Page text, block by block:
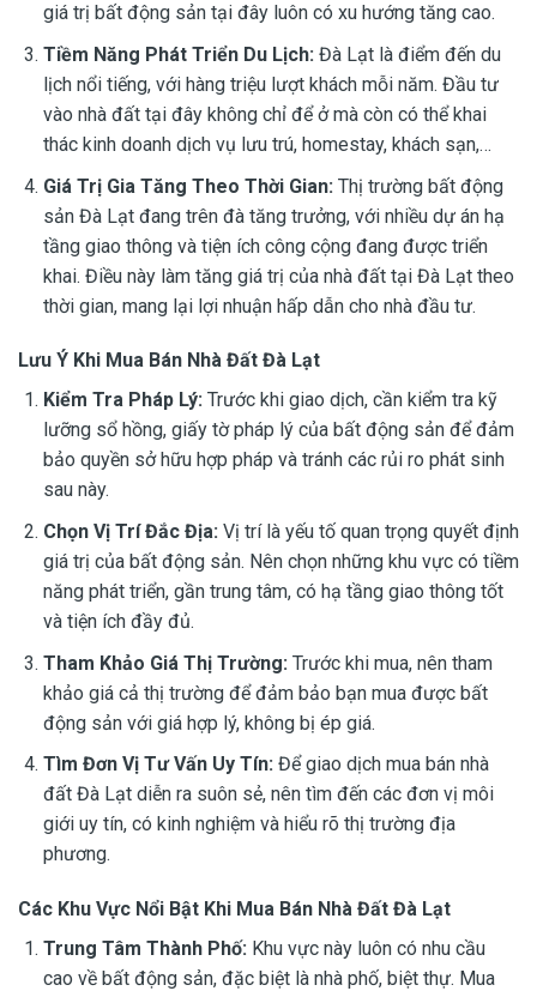
giá trị bất động sản tại đây luôn có xu hướng tăng cao.
Tiềm Năng Phát Triển Du Lịch: Đà Lạt là điểm đến du
lịch nổi tiếng, với hàng triệu lượt khách mỗi năm. Đầu tư
vào nhà đất tại đây không chỉ để ở mà còn có thể khai
thác kinh doanh dịch vụ lưu trú, homestay, khách sạn,…
Giá Trị Gia Tăng Theo Thời Gian: Thị trường bất động
sản Đà Lạt đang trên đà tăng trưởng, với nhiều dự án hạ
tầng giao thông và tiện ích công cộng đang được triển
khai. Điều này làm tăng giá trị của nhà đất tại Đà Lạt theo
thời gian, mang lại lợi nhuận hấp dẫn cho nhà đầu tư.
Lưu Ý Khi Mua Bán Nhà Đất Đà Lạt
Kiểm Tra Pháp Lý: Trước khi giao dịch, cần kiểm tra kỹ
lưỡng sổ hồng, giấy tờ pháp lý của bất động sản để đảm
bảo quyền sở hữu hợp pháp và tránh các rủi ro phát sinh
sau này.
Chọn Vị Trí Đắc Địa: Vị trí là yếu tố quan trọng quyết định
giá trị của bất động sản. Nên chọn những khu vực có tiềm
năng phát triển, gần trung tâm, có hạ tầng giao thông tốt
và tiện ích đầy đủ.
Tham Khảo Giá Thị Trường: Trước khi mua, nên tham
khảo giá cả thị trường để đảm bảo bạn mua được bất
động sản với giá hợp lý, không bị ép giá.
Tìm Đơn Vị Tư Vấn Uy Tín: Để giao dịch mua bán nhà
đất Đà Lạt diễn ra suôn sẻ, nên tìm đến các đơn vị môi
giới uy tín, có kinh nghiệm và hiểu rõ thị trường địa
phương.
Các Khu Vực Nổi Bật Khi Mua Bán Nhà Đất Đà Lạt
Trung Tâm Thành Phố: Khu vực này luôn có nhu cầu
cao về bất động sản, đặc biệt là nhà phố, biệt thự. Mua